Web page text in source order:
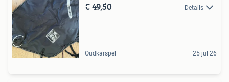
€ 49,50 Details
Oudkarspel 25 jul 26